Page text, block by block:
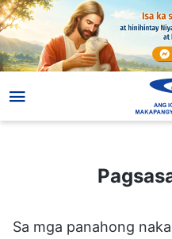
Sa mga panahong